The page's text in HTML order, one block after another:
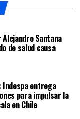
Alejandro Santana
de salud causa
entrega
para impulsar la
en Chile